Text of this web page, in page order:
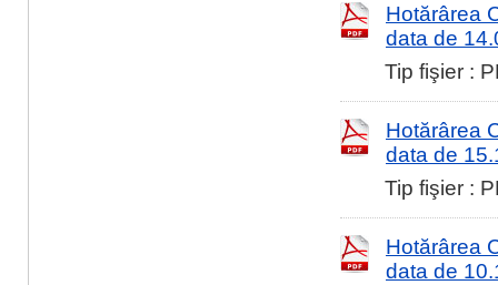
Hotărârea
data de
Tip fişier :
Hotărârea
data de
Tip fişier :
Hotărârea
data de